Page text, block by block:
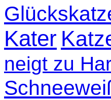
Kater
neigt zu